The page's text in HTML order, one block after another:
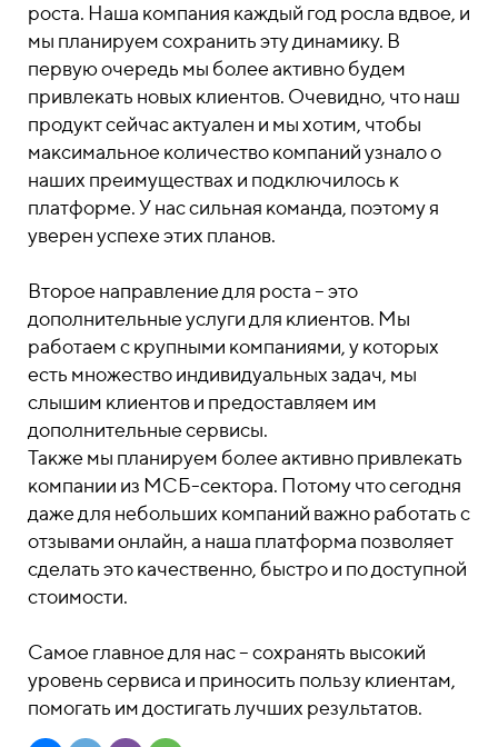
роста. Наша компания каждый год росла вдвое, и
мы планируем сохранить эту динамику. В
первую очередь мы более активно будем
привлекать новых клиентов. Очевидно, что наш
продукт сейчас актуален и мы хотим, чтобы
максимальное количество компаний узнало о
наших преимуществах и подключилось к
платформе. У нас сильная команда, поэтому я
уверен успехе этих планов.
Второе направление для роста – это
дополнительные услуги для клиентов. Мы
работаем с крупными компаниями, у которых
есть множество индивидуальных задач, мы
слышим клиентов и предоставляем им
дополнительные сервисы.
Также мы планируем более активно привлекать
компании из МСБ-сектора. Потому что сегодня
даже для небольших компаний важно работать с
отзывами онлайн, а наша платформа позволяет
сделать это качественно, быстро и по доступной
стоимости.
Самое главное для нас – сохранять высокий
уровень сервиса и приносить пользу клиентам,
помогать им достигать лучших результатов.